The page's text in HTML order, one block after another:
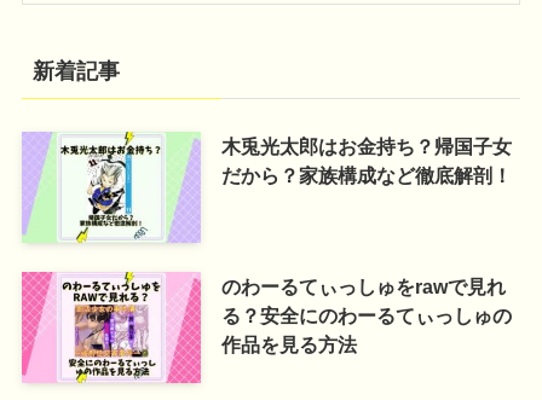
新着記事
木兎光太郎はお金持ち？帰国子女
だから？家族構成など徹底解剖！
のわーるてぃっしゅをrawで見れ
る？安全にのわーるてぃっしゅの
作品を見る方法